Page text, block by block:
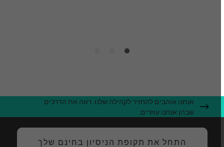
אנחנו אוהבים להחזיר לקהילה שלנו. ראה את הדרכים
שבהן אנחנו עוזרים.
התחל את תקופת הניסיון בחינם שלך